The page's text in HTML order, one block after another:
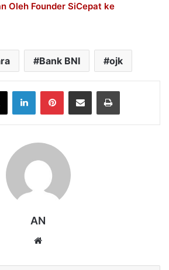
Oleh Founder SiCepat ke
Bank BNI ojk
X LinkedInPinterestShare via Email Print
AN